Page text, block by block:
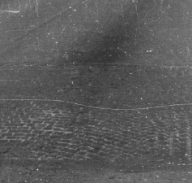
· Budapest XI.
balra a Major utca (mára a lakótelep miatt megszűnt szakasza), jobbra a Barázda utca torkolata.